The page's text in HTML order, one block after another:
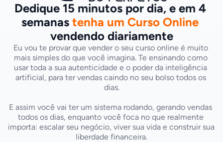
Dedique 15 minutos por dia, e em 4
semanas tenha um Curso Online
vendendo diariamente
Eu vou te provar que vender o seu curso online é muito
mais simples do que você imagina. Te ensinando como
usar toda a sua autenticidade e o poder da inteligência
artificial, para ter vendas caindo no seu bolso todos os
dias.
E assim você vai ter um sistema rodando, gerando vendas
todos os dias, enquanto você foca no que realmente
importa: escalar seu negócio, viver sua vida e construir sua
liberdade financeira.